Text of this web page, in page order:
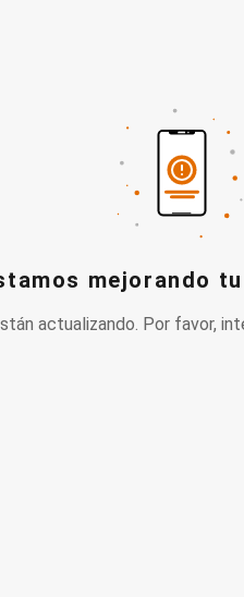
mejorando
actualizando. Por favor,